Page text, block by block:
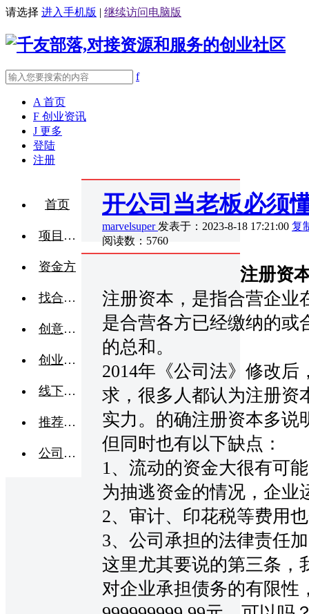
请选择 进入手机版 | 继续访问电脑版
f
A 首页
F 创业资讯
J 更多
登陆
注册
首页
项目融资
资金方
找合伙人
创意点子
创业交流
线下活动
推荐企业
公司转让
开公司当老板必须
marvelsuper 发表于：2023-8-18 17:21:00 复
阅读数：5760
注册资
注册资本，是指合营企业
是合营各方已经缴纳的或
的总和。
2014年《公司法》修改
求，很多人都认为注册资
实力。的确注册资本多说
但同时也有以下缺点：
1、流动的资金大很有可
为抽逃资金的情况，企业
2、审计、印花税等费用
3、公司承担的法律责任
这里尤其要说的第三条，
对企业承担债务的有限性